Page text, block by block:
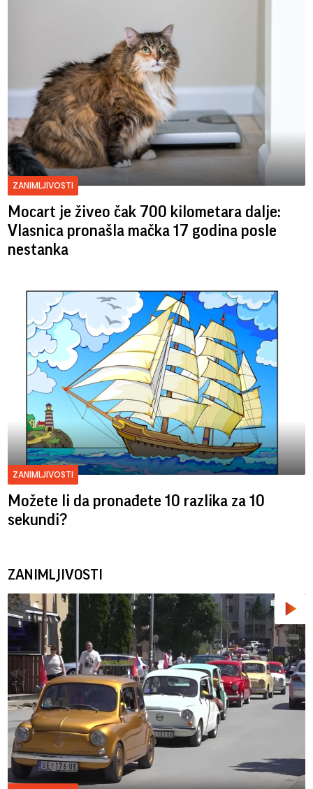
ZANIMLJIVOSTI
Mocart je živeo čak 700 kilometara dalje:
Vlasnica pronašla mačka 17 godina posle
nestanka
ZANIMLJIVOSTI
Možete li da pronađete 10 razlika za 10
sekundi?
ZANIMLJIVOSTI